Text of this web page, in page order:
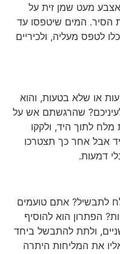
מעט שמן זית על
המים שיטפסו עד
לטפס מעליה, ולכיריים
שלא בטעות, והוא
שהרגשתם אש על
לתוך היד, ולקקו
אבל אחר כך תצטרכו
אתם טועמים
הוא להוסיף
ולתת להתבשל ביחד
את המליחות היתרה